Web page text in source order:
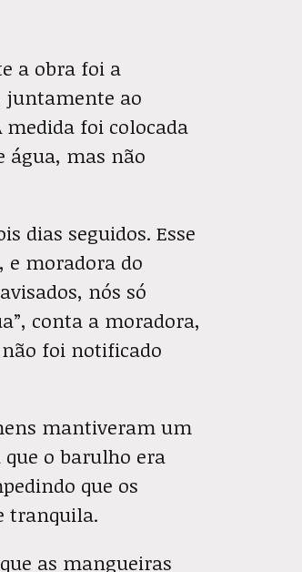
a obra foi a
juntamente ao
medida foi colocada
mas não
dias seguidos. Esse
e moradora do
nós só
conta a moradora,
foi notificado
mantiveram um
o barulho era
que os
tranquila.
as mangueiras